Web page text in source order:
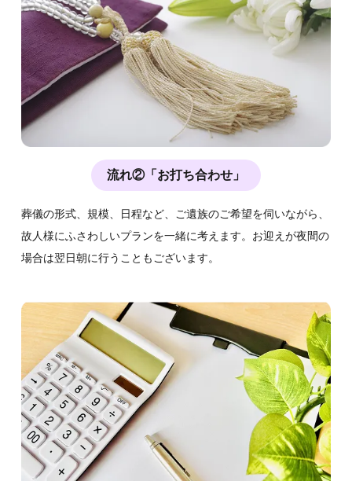
流れ②「お打ち合わせ」
葬儀の形式、規模、日程など、ご遺族のご希望を伺いながら、
故人様にふさわしいプランを一緒に考えます。お迎えが夜間の
場合は翌日朝に行うこともございます。